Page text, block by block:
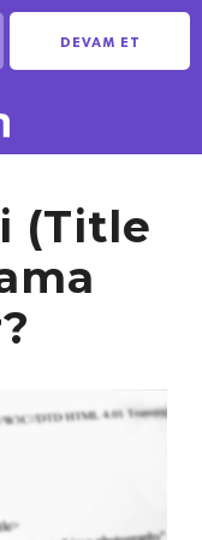
DEVAM ET
(Title